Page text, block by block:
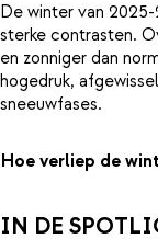
De winter van
sterke contrasten.
en zonniger dan
hogedruk,
sneeuwfases.
Hoe verliep de
IN DE